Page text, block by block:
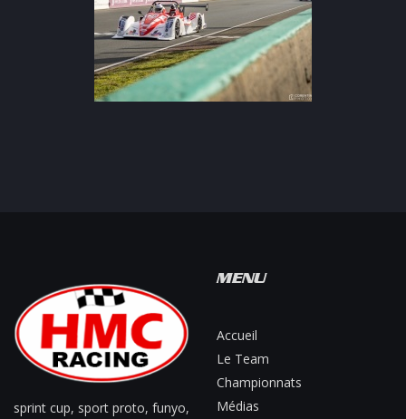
sprint cup, sport proto, funyo,
MENU
Accueil
Le Team
Championnats
Médias